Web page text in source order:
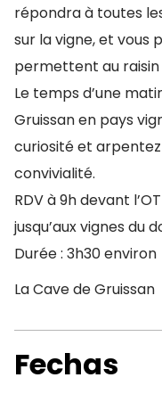
répondra à toutes
sur la vigne, et vous
permettent au raisin
Le temps d’une
Gruissan en pays
curiosité et
convivialité.
RDV à 9h devant
jusqu’aux vignes du
Durée : 3h30 environ
La Cave de Gruissan
Fechas